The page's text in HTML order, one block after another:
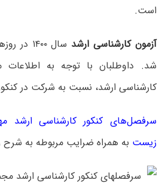
است.
آزمون کارشناسی ارشد
شد. داوطلبان با توجه به اطلاعات
کارشناسی ارشد، نسبت به شرکت در
سرفصل‌های کنکور کارشناسی ارشد
زیست به همراه ضرایب مربوطه به